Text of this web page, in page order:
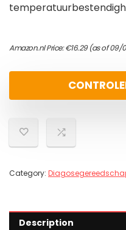
Amazon.nl Price:€16.29(as of 09/
Category:
Description